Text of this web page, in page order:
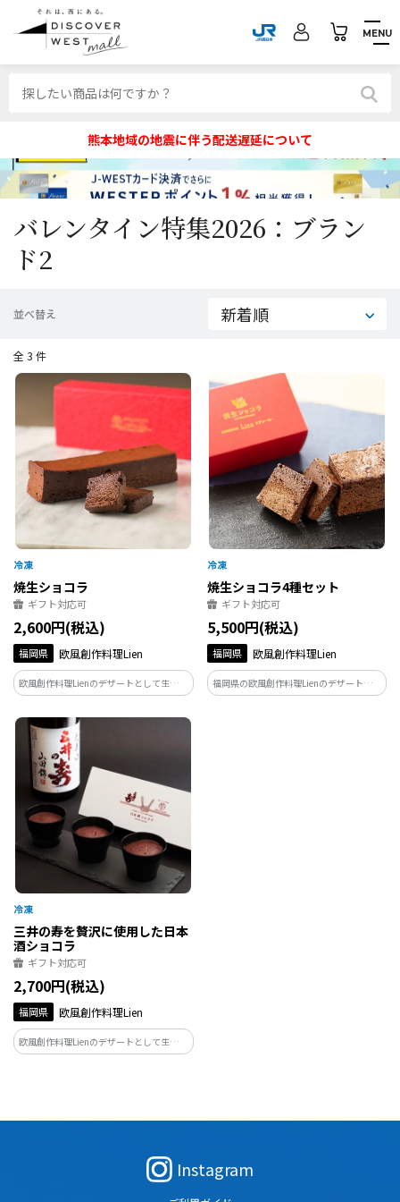
MENU
熊本地域の地震に伴う配送遅延について
バレンタイン特集2026：ブラン
ド2
並べ替え
全 3 件
焼生ショコラ
ギフト対応可
2,600円(税込)
福岡県 欧風創作料理Lien
欧風創作料理Lienのデザートとして生まれ
た、焼生ショコラです。 しっかりと焼き
上げているのにまるで生チョコのような
口どけ、小麦粉を一切使っていないグル
テンフリーな究極のチョコレートケーキ
です。
焼生ショコラ4種セット
ギフト対応可
5,500円(税込)
福岡県 欧風創作料理Lien
福岡県の欧風創作料理Lienのデザートとし
て生まれた、焼生ショコラ、ほうじ茶シ
三井の寿を贅沢に使用した日本
酒ショコラ
ギフト対応可
2,700円(税込)
福岡県 欧風創作料理Lien
欧風創作料理Lienのデザートとして生まれ
た、日本酒ショコラです。 大正11年の創
Instagram